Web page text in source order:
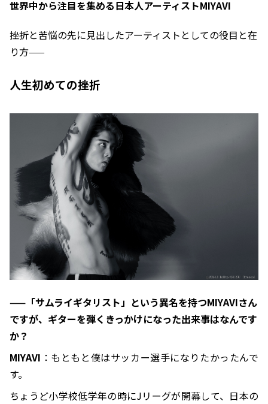
世界中から注目を集める日本人アーティストMIYAVI
挫折と苦悩の先に見出したアーティストとしての役目と在
り方——
人生初めての挫折
——「サムライギタリスト」という異名を持つMIYAVIさん
ですが、ギターを弾くきっかけになった出来事はなんです
か？
MIYAVI ：もともと僕はサッカー選手になりたかったんで
す。
ちょうど小学校低学年の時にJリーグが開幕して、日本の